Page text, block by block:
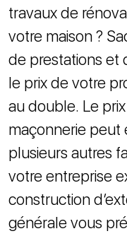
travaux de
votre maison ?
de prestations et
le prix de votre
au double. Le
maçonnerie
plusieurs autres
votre entreprise
construction
générale vous